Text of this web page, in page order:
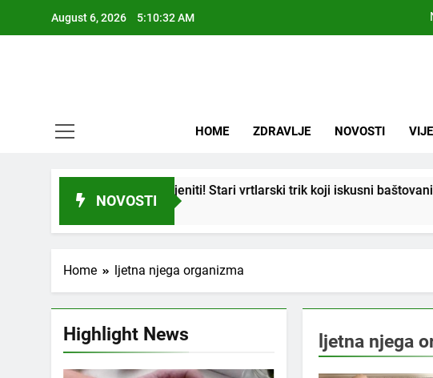
August 6, 2026 5:10:32 AM
HOME ZDRAVLJE NOVOSTI
NOVOSTI
se i “suhi štap” ukorijeniti! Stari vrtlarski trik koji iskusni baštovani čuvaju
Home ljetna njega organizma
Highlight News ljetna njega